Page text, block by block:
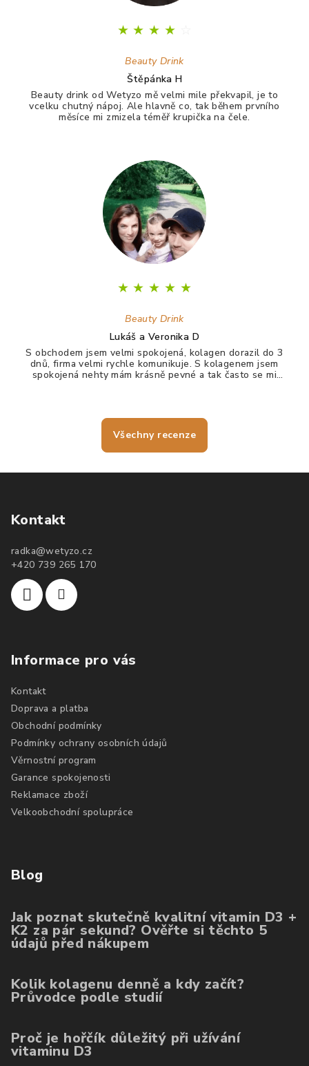
★ ★ ★ ★
Beauty Drink
Štěpánka H
Beauty drink od Wetyzo mě velmi mile překvapil, je to
vcelku chutný nápoj. Ale hlavně co, tak během prvního
měsíce mi zmizela téměř krupička na čele.
★ ★ ★ ★ ★
Beauty Drink
Lukáš a Veronika D
S obchodem jsem velmi spokojená, kolagen dorazil do 3
dnů, firma velmi rychle komunikuje. S kolagenem jsem
spokojená nehty mám krásně pevné a tak často se mi
Všechny recenze
Kontakt
radka@wetyzo.cz
+420 739 265 170
Informace pro vás
Kontakt
Doprava a platba
Obchodní podmínky
Podmínky ochrany osobních údajů
Věrnostní program
Garance spokojenosti
Reklamace zboží
Velkoobchodní spolupráce
Blog
Jak poznat skutečně kvalitní vitamin D3 +
K2 za pár sekund? Ověřte si těchto 5
údajů před nákupem
Kolik kolagenu denně a kdy začít?
Průvodce podle studií
Proč je hořčík důležitý při užívání
vitaminu D3